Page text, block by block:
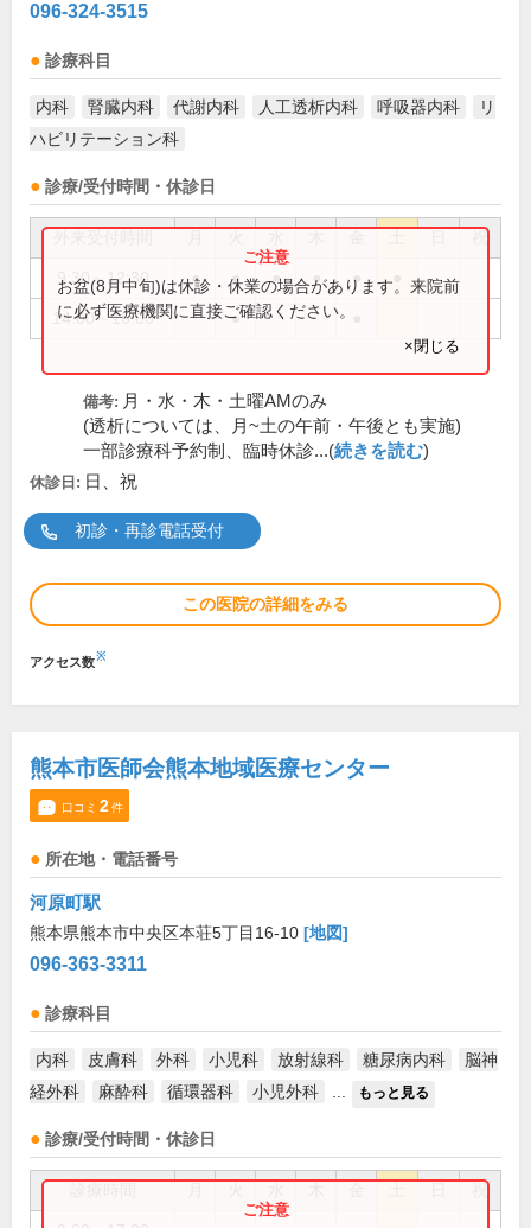
096-324-3515
診療科目
内科 腎臓内科 代謝内科 人工透析内科 呼吸器内科
リ
ハビリテーション科
診療/受付時間・休診日
祝
9:30～12:30 ● ● ● ● ●
14:00～16:00 ●
お盆(8月中旬)は休診・休業の場合があります。来院前
に必ず医療機関に直接ご確認ください。
×閉じる
備考: 月・水・木・土曜AMのみ
(透析については、月~土の午前・午後とも実施)
一部診療科予約制、臨時休診...(続きを読む)
休診日: 日、祝
初診・再診電話受付
この医院の詳細をみる
アクセス数※
熊本市医師会熊本地域医療センター
口コミ 2件
所在地・電話番号
河原町駅
熊本県熊本市中央区本荘5丁目16-10 [地図]
096-363-3311
診療科目
内科 皮膚科 外科 小児科 放射線科 糖尿病内科
脳神
経外科
麻酔科 循環器科 小児外科 もっと見る
診療/受付時間・休診日
祝